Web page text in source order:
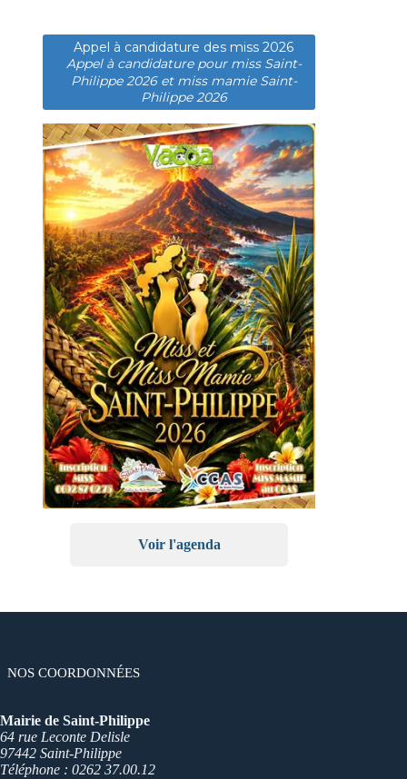
Appel à candidature des miss 2026
Appel à candidature pour miss Saint-
Philippe 2026 et miss mamie Saint-
Philippe 2026
Voir l'agenda
NOS COORDONNÉES
Mairie de Saint-Philippe
64 rue Leconte Delisle
97442 Saint-Philippe
Téléphone : 0262 37.00.12